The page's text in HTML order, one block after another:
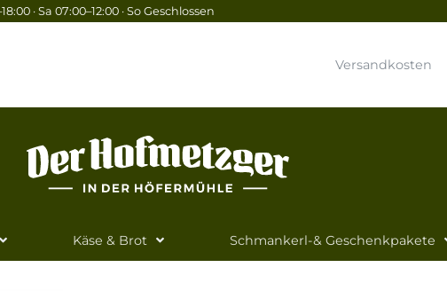
· Sa 07:00–12:00 · So Geschlossen
Versandkosten
Käse & Brot Schmankerl-& Geschenkpakete